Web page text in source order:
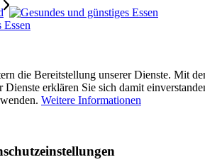
Essen
die Bereitstellung unserer Dienste. Mit
Dienste erklären Sie sich damit
Weitere Informationen